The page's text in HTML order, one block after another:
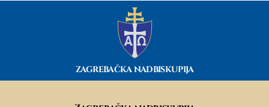
ZAGREBAČKA NADBISKUPIJA